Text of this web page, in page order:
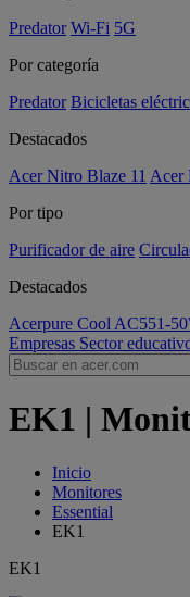
Predator Wi-Fi 5G
Por categoría
Predator Bicicletas
Destacados
Acer Nitro Blaze 11 Acer
Por tipo
Purificador de aire
Destacados
Acerpure Cool AC551-
Empresas Sector
EK1 |
Inicio
Monitores
Essential
EK1
EK1